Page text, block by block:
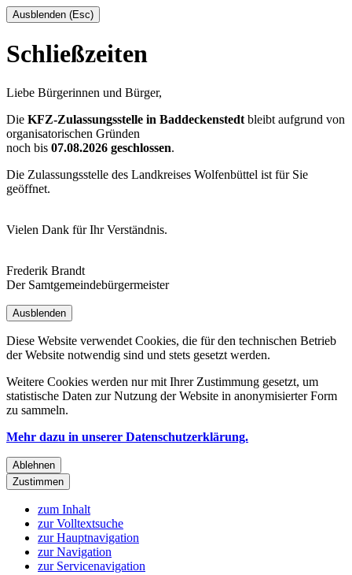
Ausblenden (Esc)
Schließzeiten
Liebe Bürgerinnen und Bürger,
Die KFZ-Zulassungsstelle in Baddeckenstedt bleibt aufgrund von
organisatorischen Gründen
noch bis 07.08.2026 geschlossen.
Die Zulassungsstelle des Landkreises Wolfenbüttel ist für Sie
geöffnet.
Vielen Dank für Ihr Verständnis.
Frederik Brandt
Der Samtgemeindebürgermeister
Ausblenden
Diese Website verwendet Cookies, die für den technischen Betrieb
der Website notwendig sind und stets gesetzt werden.
Weitere Cookies werden nur mit Ihrer Zustimmung gesetzt, um
statistische Daten zur Nutzung der Website in anonymisierter Form
zu sammeln.
Mehr dazu in unserer Datenschutzerklärung.
Ablehnen
Zustimmen
zum Inhalt
zur Volltextsuche
zur Hauptnavigation
zur Navigation
zur Servicenavigation